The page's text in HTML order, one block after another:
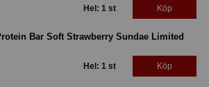
Hel: 1 st Köp
Bar Soft Strawberry Sundae Limited
Hel: 1 st Köp